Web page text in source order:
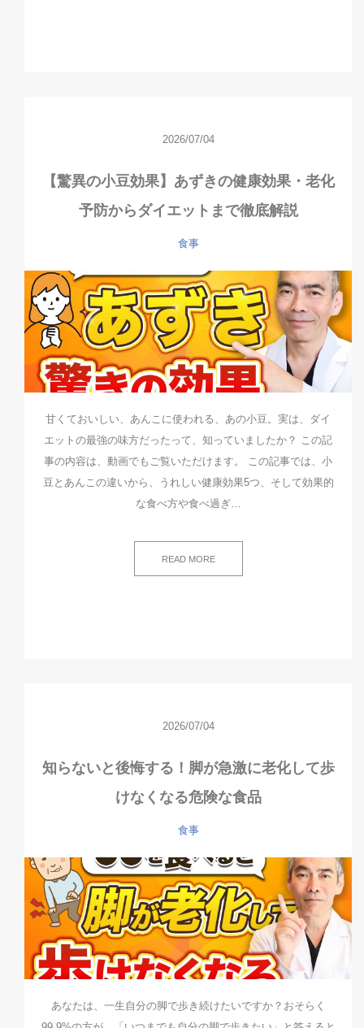
2026/07/04
【驚異の小豆効果】あずきの健康効果・老化
予防からダイエットまで徹底解説
食事
甘くておいしい、あんこに使われる、あの小豆。実は、ダイ
エットの最強の味方だったって、知っていましたか？ この記
事の内容は、動画でもご覧いただけます。 この記事では、小
豆とあんこの違いから、うれしい健康効果5つ、そして効果的
な食べ方や食べ過ぎ…
READ MORE
2026/07/04
知らないと後悔する！脚が急激に老化して歩
けなくなる危険な食品
食事
あなたは、一生自分の脚で歩き続けたいですか？おそらく